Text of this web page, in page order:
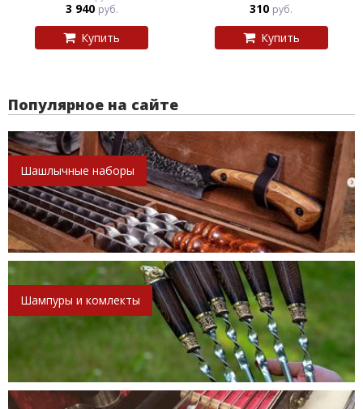
3 940 руб.
Купить
310 руб.
Купить
Популярное на сайте
Шашлычные наборы
Шампуры и комлекты